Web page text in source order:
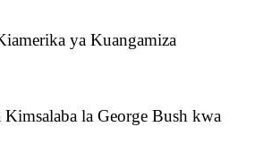
ya Kuangamiza
la George Bush kwa